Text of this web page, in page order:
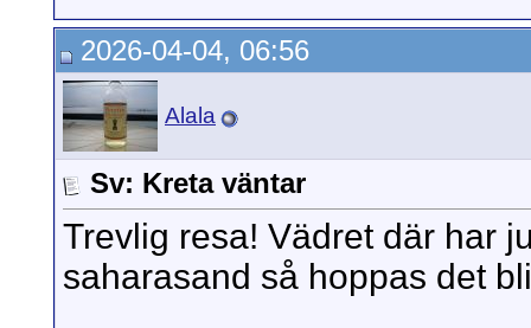
2026-04-04, 06:56
Alala
Sv: Kreta väntar
Trevlig resa! Vädret där har
saharasand så hoppas det